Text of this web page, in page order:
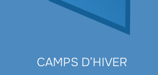
CAMPS D’HIVER